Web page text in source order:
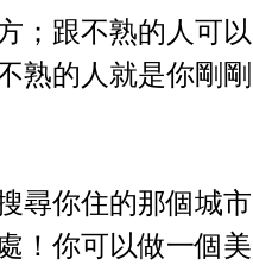
；跟不熟的人可以
熟的人就是你剛剛
尋你住的那個城市
！你可以做一個美